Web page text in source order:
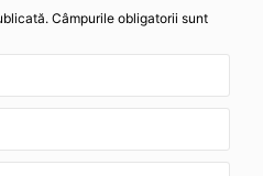
Câmpurile obligatorii sunt